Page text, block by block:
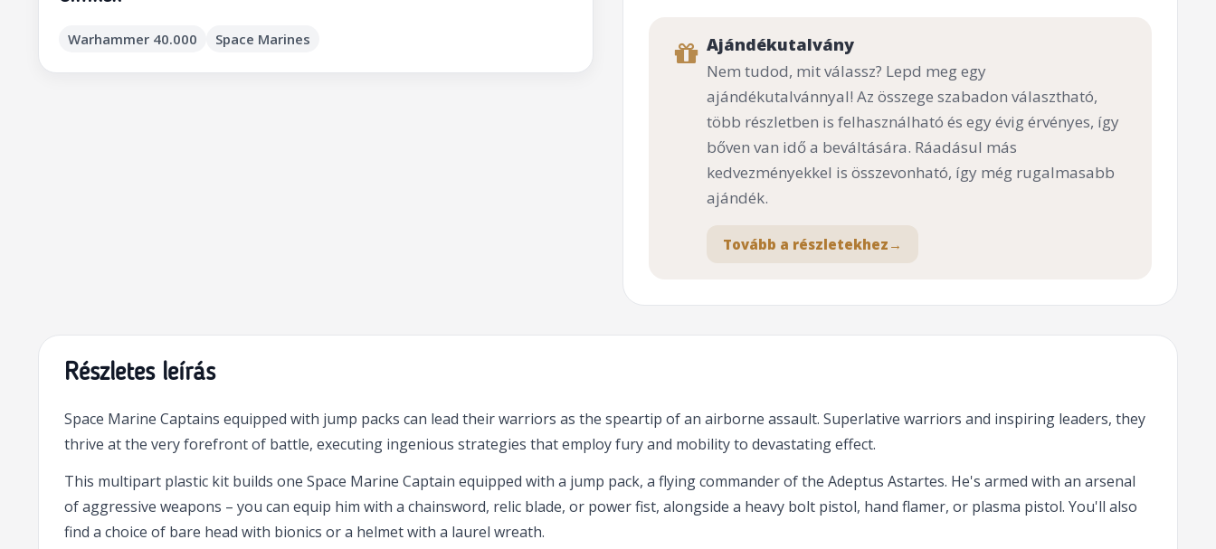
Warhammer 40.000 Space Marines Ajándékutalvány
Nem tudod, mit válassz? Lepd meg egy
ajándékutalvánnyal! Az összege szabadon választható,
több részletben is felhasználható és egy évig érvényes, így
bőven van idő a beváltására. Ráadásul más
kedvezményekkel is összevonható, így még rugalmasabb
ajándék.
Tovább a részletekhez →
Részletes leírás
Space Marine Captains equipped with jump packs can lead their warriors as the speartip of an airborne assault. Superlative warriors and inspiring leaders, they
thrive at the very forefront of battle, executing ingenious strategies that employ fury and mobility to devastating effect.
This multipart plastic kit builds one Space Marine Captain equipped with a jump pack, a flying commander of the Adeptus Astartes. He's armed with an arsenal
of aggressive weapons – you can equip him with a chainsword, relic blade, or power fist, alongside a heavy bolt pistol, hand flamer, or plasma pistol. You'll also
find a choice of bare head with bionics or a helmet with a laurel wreath.